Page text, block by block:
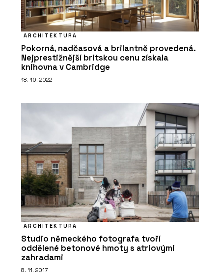
ARCHITEKTURA
Pokorná, nadčasová a brilantně provedená.
Nejprestižnější britskou cenu získala
knihovna v Cambridge
18. 10. 2022
ARCHITEKTURA
Studio německého fotografa tvoří
oddělené betonové hmoty s atriovými
zahradami
8. 11. 2017